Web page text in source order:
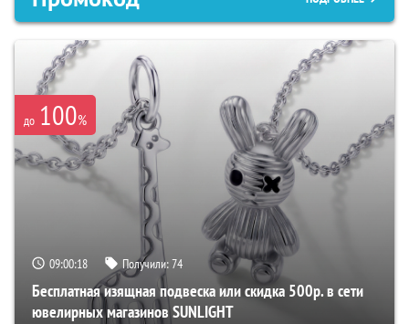
до 100%
09:00:17 Получили:74
Бесплатная изящная подвеска или скидка 500р. в сети
ювелирных магазинов SUNLIGHT